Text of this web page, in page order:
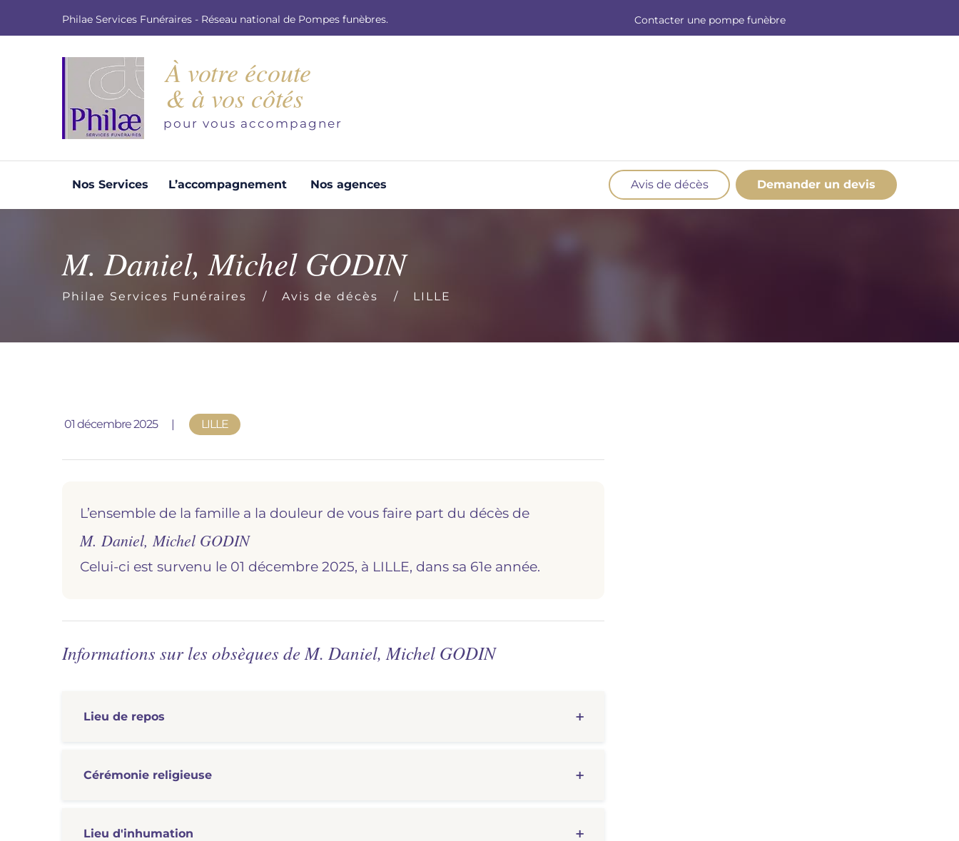
Philae Services Funéraires - Réseau national de Pompes funèbres. Contacter une pompe funèbre
À votre écoute
& à vos côtés
pour vous accompagner
Nos Services L’accompagnement Nos agences Avis de décès Demander un devis
d'obsèques, nos équipe s'engage à vous
répondre dans les meilleurs délais.
soulager vos proches pour l'organisation de la
cérémonie. Nous vous accompagnons.
M. Daniel, Michel GODIN
Philae Services Funéraires Avis de décès LILLE
Publié le
01 décembre 2025 LILLE
L’ensemble de la famille a la douleur de vous faire part du décès de
M. Daniel, Michel GODIN
Celui-ci est survenu le 01 décembre 2025, à LILLE, dans sa 61e année.
Informations sur les obsèques de M. Daniel, Michel GODIN
Lieu de repos
Cérémonie religieuse
Lieu d'inhumation